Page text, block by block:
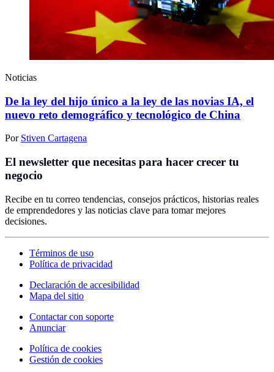
Noticias
De la ley del hijo único a la ley de las novias IA, el
nuevo reto demográfico y tecnológico de China
Por Stiven Cartagena
El newsletter que necesitas para hacer crecer tu
negocio
Recibe en tu correo tendencias, consejos prácticos, historias reales
de emprendedores y las noticias clave para tomar mejores
decisiones.
Términos de uso
Política de privacidad
Declaración de accesibilidad
Mapa del sitio
Contactar con soporte
Anunciar
Política de cookies
Gestión de cookies